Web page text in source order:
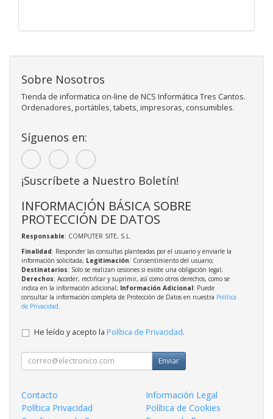
Sobre Nosotros
Tienda de informatica on-line de NCS Informática Tres Cantos.
Ordenadores, portátiles, tabets, impresoras, consumibles.
Síguenos en:
¡Suscríbete a Nuestro Boletín!
INFORMACIÓN BÁSICA SOBRE
PROTECCIÓN DE DATOS
Responsable: COMPUTER SITE, S.L.
Finalidad: Responder las consultas planteadas por el usuario y enviarle la
información solicitada; Legitimación: Consentimiento del usuario;
Destinatarios: Solo se realizan cesiones si existe una obligación legal;
Derechos: Acceder, rectificar y suprimir, así como otros derechos, como se
indica en la información adicional; Información Adicional: Puede
consultar la información completa de Protección de Datos en nuestra Política
de Privacidad
He leído y acepto la Política de Privacidad.
Enviar
Contacto
Información Legal
Política Privacidad
Política de Cookies